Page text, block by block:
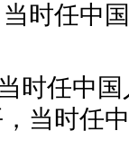
时任中
时任中
当时任